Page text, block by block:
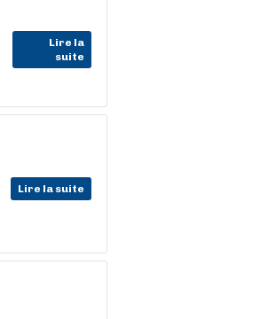
Lire la
suite
Lire la suite